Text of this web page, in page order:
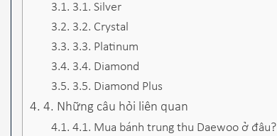
3.1. Silver
3.2. Crystal
3.3. Platinum
3.4. Diamond
3.5. Diamond Plus
4. Những câu hỏi liên quan
4.1. Mua bánh trung thu Daewoo ở đâu?